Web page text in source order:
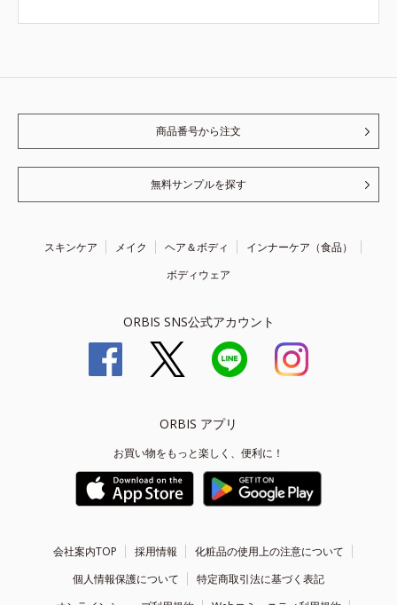
商品番号から注文
無料サンプルを探す
スキンケア メイク ヘア＆ボディ
インナーケア（食品）
ボディウェア
ORBIS SNS公式アカウント
ORBIS アプリ
お買い物をもっと楽しく、便利に！
会社案内TOP 採用情報
化粧品の使用上の注意について
個人情報保護について
特定商取引法に基づく表記